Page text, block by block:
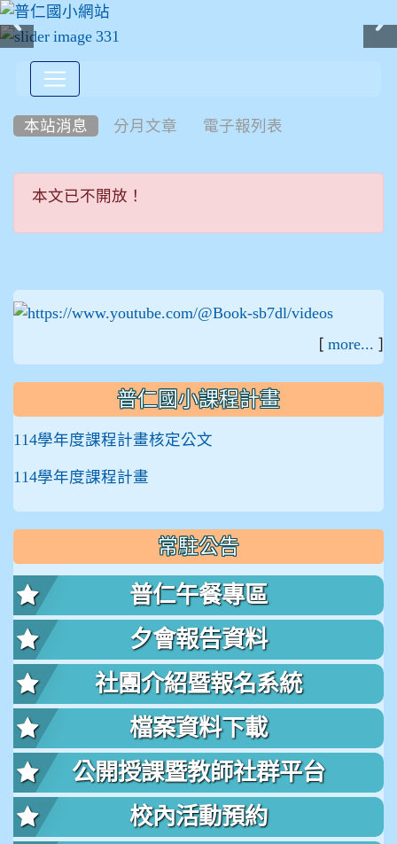
本站消息 分月文章 電子報列表
本文已不開放！
本文已不開放！
[ more... ]
普仁國小課程計畫
114學年度課程計畫核定公文
114學年度課程計畫
常駐公告
普仁午餐專區
夕會報告資料
社團介紹暨報名系統
檔案資料下載
公開授課暨教師社群平台
校內活動預約